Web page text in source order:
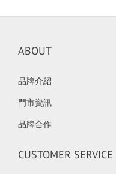
ABOUT
品牌介紹
門市資訊
品牌合作
CUSTOMER SERVICE